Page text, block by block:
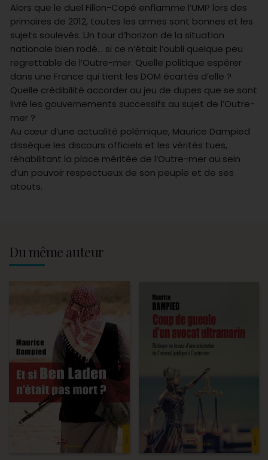
Alors que le duel Fillon-Copé enflamme l’UMP lors des
primaires de 2012, toutes les armes sont bonnes et les
sujets soulevés. Un tour d’horizon de la situation
nationale bien rodé… si ce n’était l’oubli quelque peu
regrettable de l’Outre-mer. Quelle politique espérer
dans une France qui tient les DOM écartés d’elle ?
Quelle crédibilité accorder au jeu de dupes que se sont
livré les gouvernements successifs au sujet de l’Outre-
mer ?
Au cœur d’une actualité polémique, Maurice Dampied
dissèque les discours officiels et les vérités tues,
réhabilitant la place méritée de l’Outre-mer au sein
d’un pouvoir respectueux de son peuple et de ses
atouts.
Du même auteur